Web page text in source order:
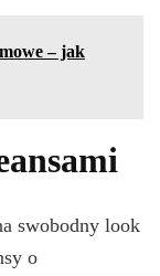
– jak
swobodny look
o